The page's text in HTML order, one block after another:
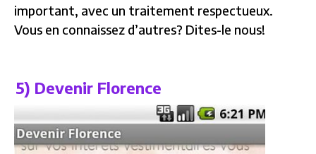
important, avec un traitement respectueux.
Vous en connaissez d’autres? Dites-le nous!
5) Devenir Florence